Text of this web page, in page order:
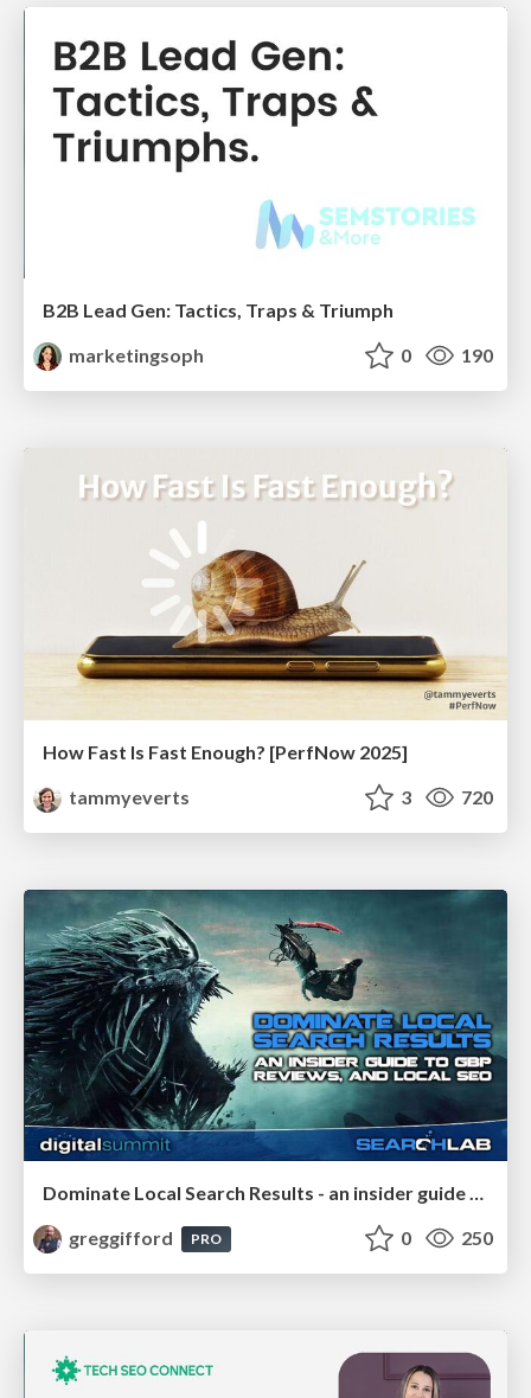
B2B Lead Gen: Tactics, Traps & Triumph
marketingsoph
0 190
How Fast Is Fast Enough? [PerfNow 2025]
tammyeverts
3 720
Dominate Local Search Results - an insider guide to GBP, reviews, and Local SEO
greggifford
PRO 0 250